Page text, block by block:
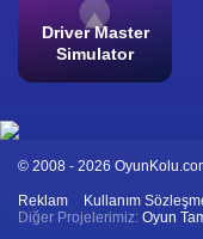
Driver Master
Simulator
© 2008 - 2026
Reklam Kullanım
Diğer Projelerimiz: Oyun